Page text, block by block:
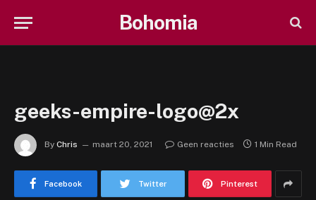
Bohomia
geeks-empire-logo@2x
By Chris maart 20, 2021 Geen reacties 1 Min Read
Facebook Twitter Pinterest